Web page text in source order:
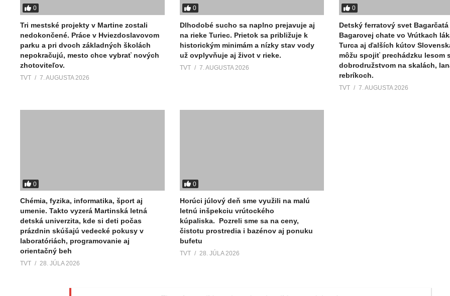
0
Tri mestské projekty v Martine zostali
nedokončené. Práce v Hviezdoslavovom
parku a pri dvoch základných školách
nepokračujú, mesto chce vybrať nových
zhotoviteľov.
TVT 7. AUGUSTA 2026
0
Dlhodobé sucho sa naplno prejavuje aj
na rieke Turiec. Prietok sa približuje k
historickým minimám a nízky stav vody
už ovplyvňuje aj život v rieke.
TVT 7. AUGUSTA 2026
0
Detský ferratový svet Bagarčatá
Bagarovej chate vo Vrútkach
Turca aj ďalších kútov
môžu spojiť prechádzku lesom
dobrodružstvom na skalách,
rebríkoch.
TVT 7. AUGUSTA 2026
0
Chémia, fyzika, informatika, šport aj
umenie. Takto vyzerá Martinská letná
detská univerzita, kde si deti počas
prázdnin skúšajú vedecké pokusy v
laboratóriách, programovanie aj
orientačný beh
TVT 28. JÚLA 2026
0
Horúci júlový deň sme využili na malú
letnú inšpekciu vrútockého
kúpaliska. Pozreli sme sa na ceny,
čistotu prostredia i bazénov aj ponuku
bufetu
TVT 28. JÚLA 2026